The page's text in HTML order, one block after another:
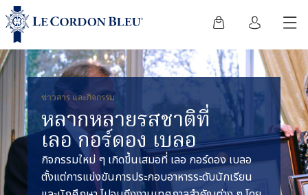
ข่าวสาร และกิจกรรม
หลากหลายรสชาติที่
เลอ กอร์ดอง เบลอ
กิจกรรมใหม่ ๆ เกิดขึ้นเสมอที่ เลอ กอร์ดอง เบลอ
ตั้งแต่การแข่งขันการประกอบอาหารระดับนักเรียน